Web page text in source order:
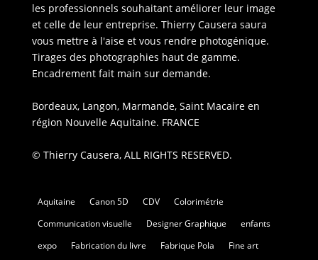
les professionnels souhaitant améliorer leur image
et celle de leur entreprise. Thierry Causera saura
vous mettre à l'aise et vous rendre photogénique.
Tirages des photographies haut de gamme.
Encadrement fait main sur demande.
Bordeaux, Langon, Marmande, Saint Macaire en
région Nouvelle Aquitaine. FRANCE
© Thierry Causera, ALL RIGHTS RESERVED.
Aquitaine Canon 5D CDV
Colorimétrie
Communication visuelle
Designer Graphique
enfants
expo
Fabrication du livre Fabrique Pola
Fine art